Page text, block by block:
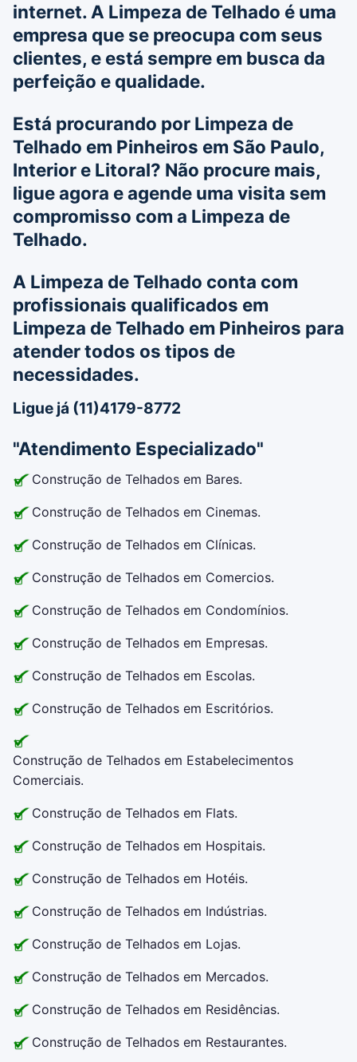
internet. A Limpeza de Telhado é uma
empresa que se preocupa com seus
clientes, e está sempre em busca da
perfeição e qualidade.
Está procurando por Limpeza de
Telhado em Pinheiros em São Paulo,
Interior e Litoral? Não procure mais,
ligue agora e agende uma visita sem
compromisso com a Limpeza de
Telhado.
A Limpeza de Telhado conta com
profissionais qualificados em
Limpeza de Telhado em Pinheiros para
atender todos os tipos de
necessidades.
Ligue já (11)4179-8772
"Atendimento Especializado"
Construção de Telhados em Bares.
Construção de Telhados em Cinemas.
Construção de Telhados em Clínicas.
Construção de Telhados em Comercios.
Construção de Telhados em Condomínios.
Construção de Telhados em Empresas.
Construção de Telhados em Escolas.
Construção de Telhados em Escritórios.
Construção de Telhados em Estabelecimentos
Comerciais.
Construção de Telhados em Flats.
Construção de Telhados em Hospitais.
Construção de Telhados em Hotéis.
Construção de Telhados em Indústrias.
Construção de Telhados em Lojas.
Construção de Telhados em Mercados.
Construção de Telhados em Residências.
Construção de Telhados em Restaurantes.